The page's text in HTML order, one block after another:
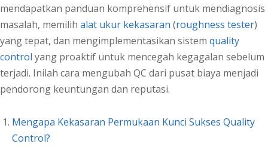
mendapatkan panduan komprehensif untuk mendiagnosis
masalah, memilih alat ukur kekasaran (roughness tester)
yang tepat, dan mengimplementasikan sistem quality
control yang proaktif untuk mencegah kegagalan sebelum
terjadi. Inilah cara mengubah QC dari pusat biaya menjadi
pendorong keuntungan dan reputasi.
Mengapa Kekasaran Permukaan Kunci Sukses Quality
Control?